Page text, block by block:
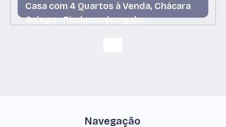
Casa com 4 Quartos à Venda, Chácara
Galega - Pindamonhangaba
Navegação